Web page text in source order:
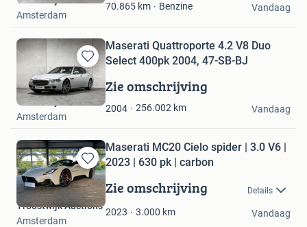
Favorieten70.865 km Benzine
Amsterdam
Vandaag
Bewaren
in
Mijn
Favorieten
Maserati Quattroporte 4.2 V8 Duo
Select 400pk 2004, 47-SB-BJ
Zie omschrijving
2004 256.002 km
Troostwijk Auctions
Amsterdam
Vandaag
Bewaren
in
Mijn
Favorieten
Maserati MC20 Cielo spider | 3.0 V6 |
2023 | 630 pk | carbon
Zie omschrijving Details
2023 3.000 km
Troostwijk Auctions
Amsterdam
Vandaag